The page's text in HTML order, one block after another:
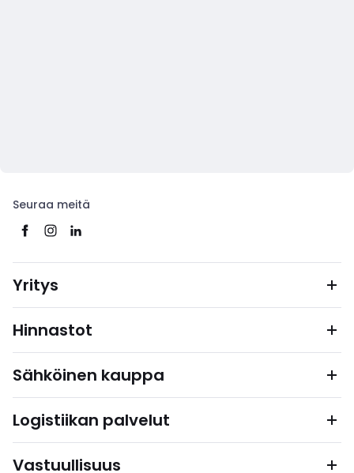
Seuraa meitä
Yritys
Hinnastot
Sähköinen kauppa
Logistiikan palvelut
Vastuullisuus